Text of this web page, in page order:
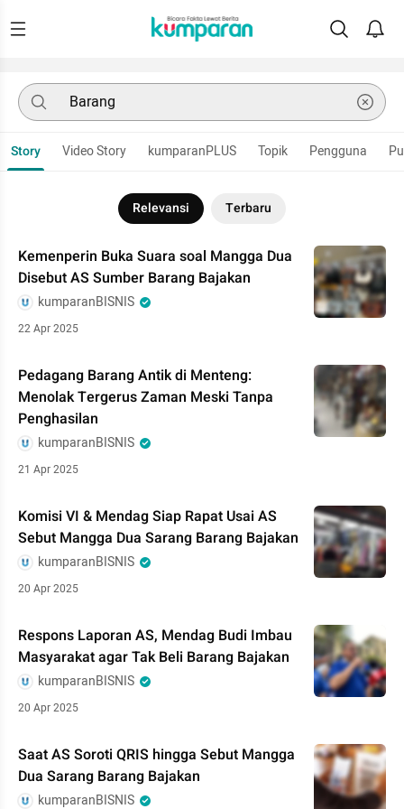
Story Video Story kumparanPLUS Topik Pengguna
Relevansi Terbaru
Kemenperin Buka Suara soal Mangga Dua
Disebut AS Sumber Barang Bajakan
kumparanBISNIS
22 Apr 2025
Pedagang Barang Antik di Menteng:
Menolak Tergerus Zaman Meski Tanpa
Penghasilan
kumparanBISNIS
21 Apr 2025
Komisi VI & Mendag Siap Rapat Usai AS
Sebut Mangga Dua Sarang Barang Bajakan
kumparanBISNIS
20 Apr 2025
Respons Laporan AS, Mendag Budi Imbau
Masyarakat agar Tak Beli Barang Bajakan
kumparanBISNIS
20 Apr 2025
Saat AS Soroti QRIS hingga Sebut Mangga
Dua Sarang Barang Bajakan
kumparanBISNIS